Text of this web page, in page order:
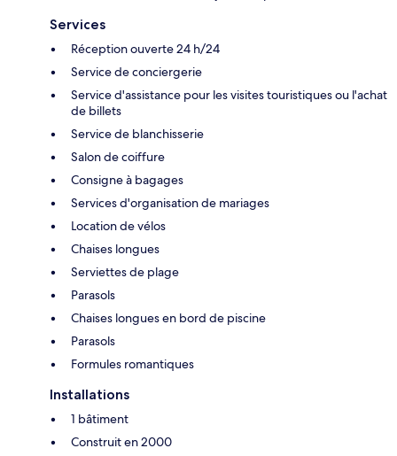
Services
Réception ouverte 24 h/24
Service de conciergerie
Service d'assistance pour les visites touristiques ou l'achat
de billets
Service de blanchisserie
Salon de coiffure
Consigne à bagages
Services d'organisation de mariages
Location de vélos
Chaises longues
Serviettes de plage
Parasols
Chaises longues en bord de piscine
Parasols
Formules romantiques
Installations
1 bâtiment
Construit en 2000